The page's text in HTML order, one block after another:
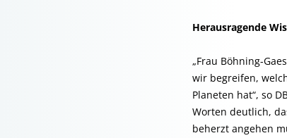
Herausragende
„Frau Böhning-
wir begreifen,
Planeten hat“, so
Worten deutlich,
beherzt angehen